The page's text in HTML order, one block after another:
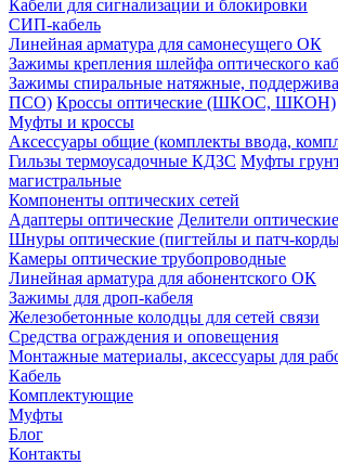
Кабели для сигнализации и блокировки
СИП-кабель
Линейная арматура для самонесущего ОК
Зажимы крепления шлейфа оптического
Зажимы спиральные натяжные,
ПСО) Кроссы оптические (ШКОС, ШКОН)
Муфты и кроссы
Аксессуары общие (комплекты ввода,
Гильзы термоусадочные КДЗС Муфты
магистральные
Компоненты оптических сетей
Адаптеры оптические Делители
Шнуры оптические (пигтейлы и патч-
Камеры оптические трубопроводные
Линейная арматура для абонентского ОК
Зажимы для дроп-кабеля
Железобетонные колодцы для сетей связи
Средства ограждения и оповещения
Монтажные материалы, аксессуары для
Кабель
Комплектующие
Муфты
Блог
Контакты